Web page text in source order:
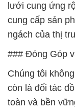
lưới cung ứng
cung cấp sản
ngách của thị
### Đóng Góp
Chúng tôi
còn là đối tác
toàn và bền